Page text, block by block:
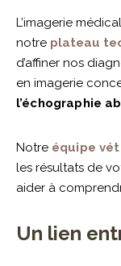
L’imagerie
notre plateau
d’affiner nos
en imagerie
l’échographie
Notre équipe
les résultats de
aider à
Un lien